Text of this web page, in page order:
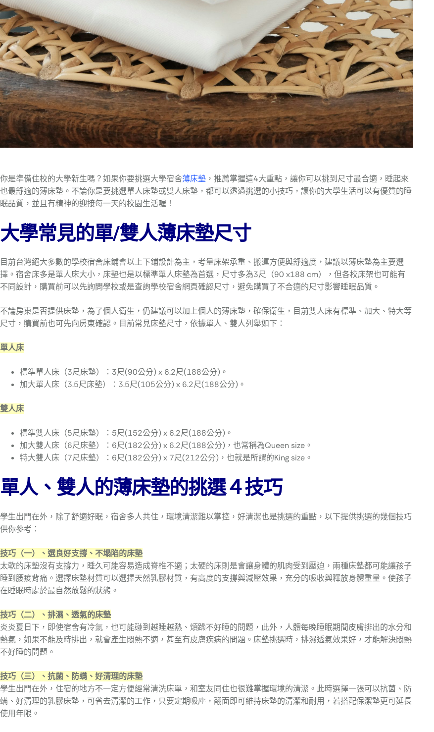
你是準備住校的大學新生嗎？如果你要挑選大學宿舍薄床墊 ，推薦掌握這4大重點，讓你可以挑到尺寸最合適，睡起來
也最舒適的薄床墊。不論你是要挑選單人床墊或雙人床墊，都可以透過挑選的小技巧，讓你的大學生活可以有優質的睡
眠品質，並且有精神的迎接每一天的校園生活喔！
大學常見的單/雙人薄床墊尺寸
目前台灣絕大多數的學校宿舍床鋪會以上下鋪設計為主，考量床架承重、搬運方便與舒適度，建議以薄床墊為主要選
擇。宿舍床多是單人床大小，床墊也是以標準單人床墊為首選，尺寸多為3尺（90 x188 cm），但各校床架也可能有
不同設計，購買前可以先詢問學校或是查詢學校宿舍網頁確認尺寸，避免購買了不合適的尺寸影響睡眠品質。
不論房東是否提供床墊，為了個人衛生，仍建議可以加上個人的薄床墊，確保衛生，目前雙人床有標準、加大、特大等
尺寸，購買前也可先向房東確認。目前常見床墊尺寸，依據單人、雙人列舉如下：
單人床
標準單人床（3尺床墊）：3尺(90公分) x 6.2尺(188公分)。
加大單人床（3.5尺床墊）：3.5尺(105公分) x 6.2尺(188公分)。
雙人床
標準雙人床（5尺床墊）：5尺(152公分) x 6.2尺(188公分)。
加大雙人床（6尺床墊）：6尺(182公分) x 6.2尺(188公分)，也常稱為Queen size。
特大雙人床（7尺床墊）：6尺(182公分) x 7尺(212公分)，也就是所謂的King size。
單人、雙人的薄床墊的挑選４技巧
學生出門在外，除了舒適好眠，宿舍多人共住，環境清潔難以掌控，好清潔也是挑選的重點，以下提供挑選的幾個技巧
供你參考：
技巧（一）、選良好支撐、不塌陷的床墊
太軟的床墊沒有支撐力，睡久可能容易造成脊椎不適；太硬的床則是會讓身體的肌肉受到壓迫，兩種床墊都可能讓孩子
睡到腰痠背痛。選擇床墊材質可以選擇天然乳膠材質，有高度的支撐與減壓效果，充分的吸收與釋放身體重量。使孩子
在睡眠時處於最自然放鬆的狀態。
技巧（二）、排濕、透氣的床墊
炎炎夏日下，即使宿舍有冷氣，也可能碰到越睡越熱、煩躁不好睡的問題，此外，人體每晚睡眠期間皮膚排出的水分和
熱氣，如果不能及時排出，就會產生悶熱不適，甚至有皮膚疾病的問題。床墊挑選時，排濕透氣效果好，才能解決悶熱
不好睡的問題。
技巧（三）、抗菌、防螨、好清理的床墊
學生出門在外，住宿的地方不一定方便經常清洗床單，和室友同住也很難掌握環境的清潔。此時選擇一張可以抗菌、防
螨、好清理的乳膠床墊，可省去清潔的工作，只要定期吸塵，翻面即可維持床墊的清潔和耐用，若搭配保潔墊更可延長
使用年限。